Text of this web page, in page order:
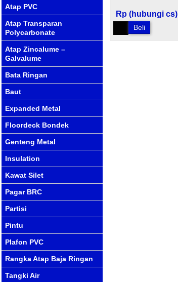
Rp (hubungi cs)
Beli
Atap PVC
Atap Transparan
Polycarbonate
Atap Zincalume –
Galvalume
Bata Ringan
Baut
Expanded Metal
Floordeck Bondek
Genteng Metal
Insulation
Kawat Silet
Pagar BRC
Partisi
Pintu
Plafon PVC
Rangka Atap Baja Ringan
Tangki Air